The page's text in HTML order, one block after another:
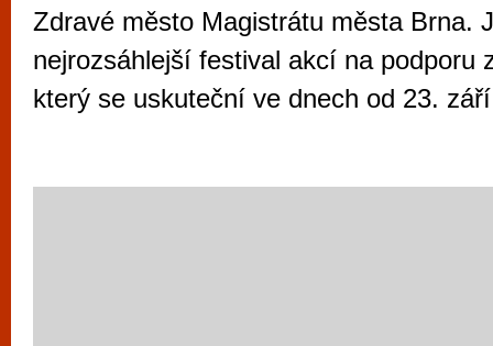
Zdravé město Magistrátu města Brna.
nejrozsáhlejší festival akcí na podporu
který se uskuteční ve dnech od 23.
vyzkoušet různé kasinové hry. V
metropoli naleznete širokou nabídku her
po moderní automaty jak pro pravidelné
příležitostné hráče. V...